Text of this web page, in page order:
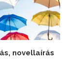
novellaírás